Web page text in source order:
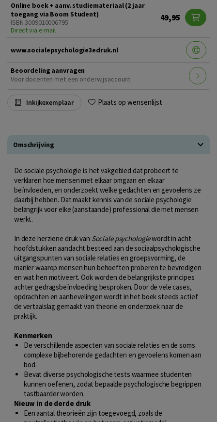
Online boek + aanv. studiemateriaal (2 jaar
toegang via Boom Student)
ISBN 3009010006795
Direct via e-mail
49,95
www.socialepsychologie3edruk.nl
Beoordeling aanvragen
Voor docenten met een onderwijsaccount
Inkijkexemplaar Plaats op wensenlijst
Omschrijving
De sociale psychologie is het vakgebied dat probeert te
verklaren hoe mensen met elkaar omgaan en elkaar
beïnvloeden, en onderzoekt welke gedachten en gevoelens ze
daarbij hebben. Dat maakt kennis van de sociale psychologie
belangrijk voor elke (aanstaande) professional die met mensen
werkt.
In deze herziene druk van Sociale psychologiewordt in acht
hoofdstukken aandacht besteed aan de sociaalpsychologische
uitgangspunten van sociale relaties en groepsvorming, de
manier waarop mensen hun behoeften proberen te bevredigen
en wat hen motiveert. Ook worden de belangrijkste principes
achter gedragsbeïnvloeding besproken. Door de vele cases,
opdrachten en aanbevelingen wordt in het boek steeds actief
de vertaalslag gemaakt van theorie en onderzoek naar de
praktijk.
Kenmerken
De verschillende aspecten van sociale relaties en de soms
complexe bijbehorende gedachten en gevoelens komen aan
bod.
Bevat diverse psychologische tests waarmee studenten
kunnen oefenen, zodat bepaalde psychologische begrippen
tastbaarder worden.
Nieuw in de derde druk
Een aantal theorieën zijn toegevoegd, zoals de